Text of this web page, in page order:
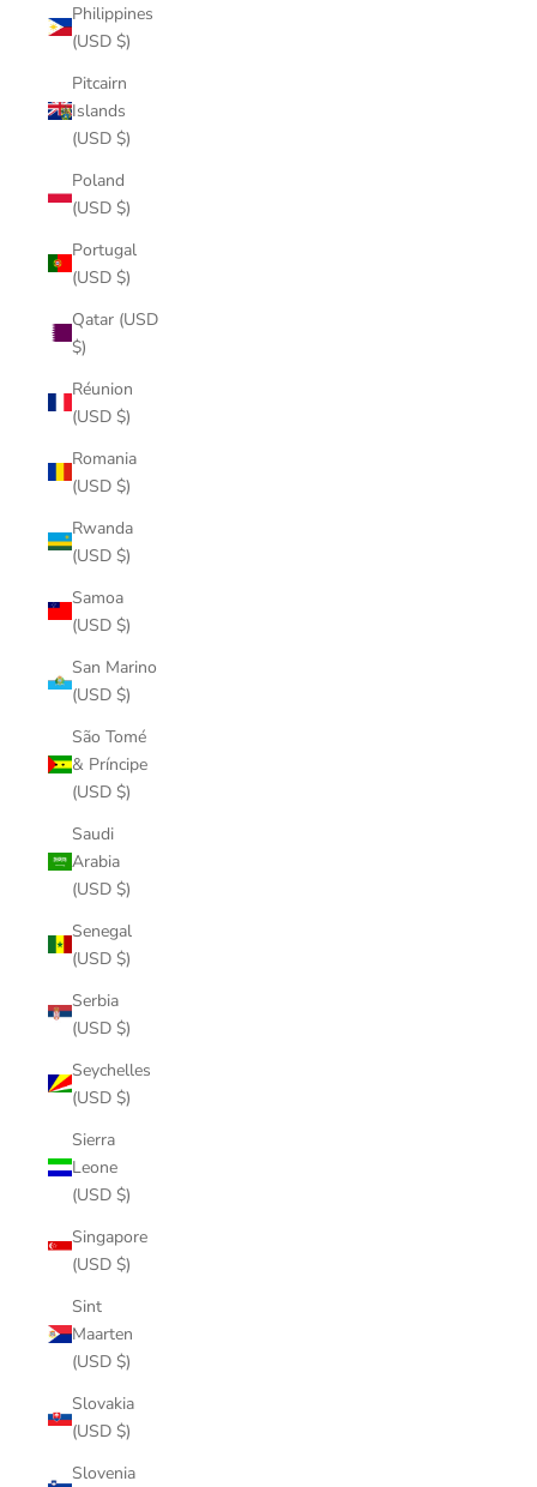
Philippines
(USD $)
Pitcairn
Islands
(USD $)
Poland
(USD $)
Portugal
(USD $)
Qatar (USD
$)
Réunion
(USD $)
Romania
(USD $)
Rwanda
(USD $)
Samoa
(USD $)
San Marino
(USD $)
São Tomé
& Príncipe
(USD $)
Saudi
Arabia
(USD $)
Senegal
(USD $)
Serbia
(USD $)
Seychelles
(USD $)
Sierra
Leone
(USD $)
Singapore
(USD $)
Sint
Maarten
(USD $)
Slovakia
(USD $)
Slovenia